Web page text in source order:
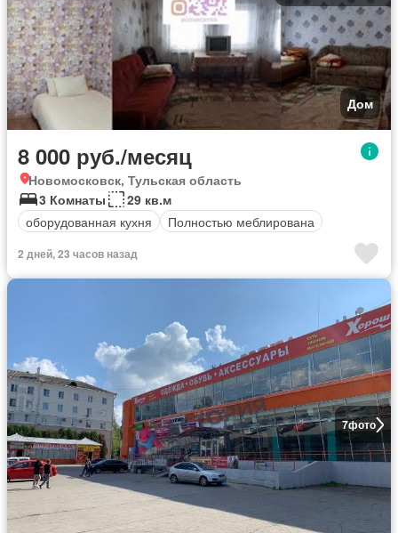
Дом
8 000 руб./месяц
Новомосковск, Тульская область
3 Комнаты
29 кв.м
оборудованная кухня
Полностью меблирована
2 дней, 23 часов назад
7фото